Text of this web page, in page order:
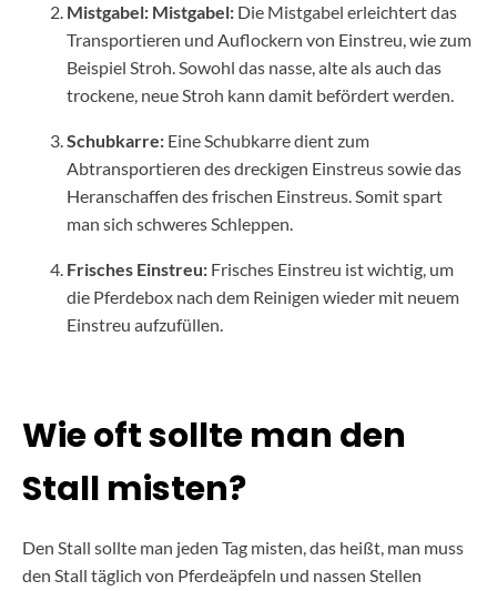
Mistgabel: Mistgabel: Die Mistgabel erleichtert das
Transportieren und Auflockern von Einstreu, wie zum
Beispiel Stroh. Sowohl das nasse, alte als auch das
trockene, neue Stroh kann damit befördert werden.
Schubkarre: Eine Schubkarre dient zum
Abtransportieren des dreckigen Einstreus sowie das
Heranschaffen des frischen Einstreus. Somit spart
man sich schweres Schleppen.
Frisches Einstreu: Frisches Einstreu ist wichtig, um
die Pferdebox nach dem Reinigen wieder mit neuem
Einstreu aufzufüllen.
Wie oft sollte man den
Stall misten?
Den Stall sollte man jeden Tag misten, das heißt, man muss
den Stall täglich von Pferdeäpfeln und nassen Stellen